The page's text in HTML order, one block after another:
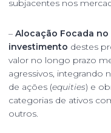
subjacentes nos
– Alocação Focada no
investimento destes
valor no longo prazo
agressivos, integrando
de ações (equities) e
categorias de ativos
outros.